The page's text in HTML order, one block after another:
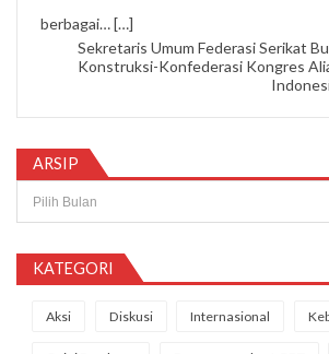
berbagai…[…]
Sekretaris Umum Federasi Serikat
Konstruksi-Konfederasi Kongres
ARSIP
KATEGORI
Aksi Diskusi Internasional